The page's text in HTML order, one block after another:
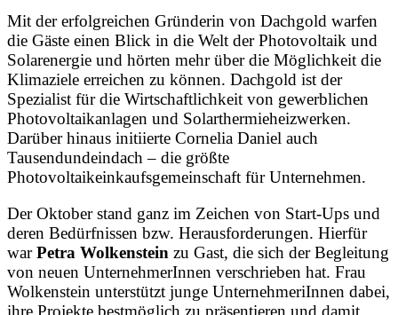
Mit der erfolgreichen Gründerin von Dachgold warfen
die Gäste einen Blick in die Welt der Photovoltaik und
Solarenergie und hörten mehr über die Möglichkeit die
Klimaziele erreichen zu können. Dachgold ist der
Spezialist für die Wirtschaftlichkeit von gewerblichen
Photovoltaikanlagen und Solarthermieheizwerken.
Darüber hinaus initiierte Cornelia Daniel auch
Tausendundeindach – die größte
Photovoltaikeinkaufsgemeinschaft für Unternehmen.
Der Oktober stand ganz im Zeichen von Start-Ups und
deren Bedürfnissen bzw. Herausforderungen. Hierfür
warPetra Wolkenstein zu Gast, die sich der Begleitung
von neuen UnternehmerInnen verschrieben hat. Frau
Wolkenstein unterstützt junge UnternehmeriInnen dabei,